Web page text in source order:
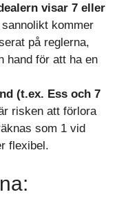
visar 7 eller
kommer
på reglerna,
hand för att ha en
(t.ex. Ess och 7
risken att förlora
som 1 vid
flexibel.